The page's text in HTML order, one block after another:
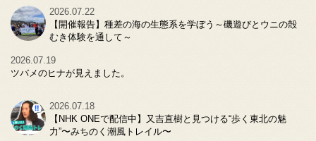
2026.07.22
【開催報告】種差の海の生態系を学ぼう～磯遊びとウニの殻
むき体験を通して～
2026.07.19
ツバメのヒナが見えました。
2026.07.18
【NHK ONEで配信中】又吉直樹と見つける“歩く東北の魅
力”〜みちのく潮風トレイル〜